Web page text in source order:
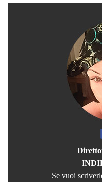
Se vuoi